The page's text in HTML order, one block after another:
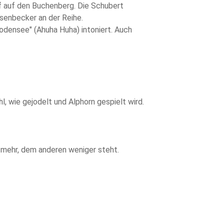
den Buchenberg. Die Schubert
an der Reihe.
(Ahuha Huha) intoniert. Auch
wie gejodelt und Alphorn gespielt wird.
dem anderen weniger steht.